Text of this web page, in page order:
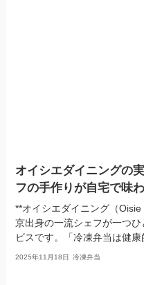
オイシエダイニングの
フの手作りが自宅で味わ
**オイシエダイニング（
京出身の一流シェフが一つ
ビスです。「冷凍弁当は健康
2025年11月18日 冷凍弁当